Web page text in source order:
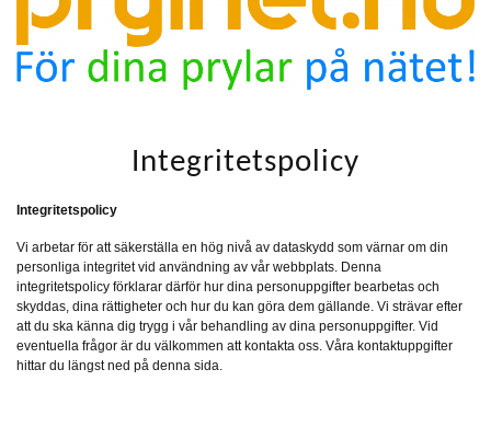
Integritetspolicy
Integritetspolicy
Vi arbetar för att säkerställa en hög nivå av dataskydd som värnar om din
personliga integritet vid användning av vår webbplats. Denna
integritetspolicy förklarar därför hur dina personuppgifter bearbetas och
skyddas, dina rättigheter och hur du kan göra dem gällande. Vi strävar efter
att du ska känna dig trygg i vår behandling av dina personuppgifter. Vid
eventuella frågor är du välkommen att kontakta oss. Våra kontaktuppgifter
hittar du längst ned på denna sida.